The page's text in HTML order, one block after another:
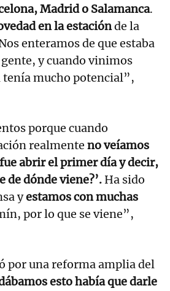
Madrid o Salamanca.
en la estaciónde la
enteramos de que estaba
y cuando vinimos
tenía mucho potencial”,
porque cuando
realmente no veíamos
abrir el primer día y decir,
de dónde viene?’. Ha sido
yestamos con muchas
por lo que se viene”,
por una reforma amplia del
esto había que darle